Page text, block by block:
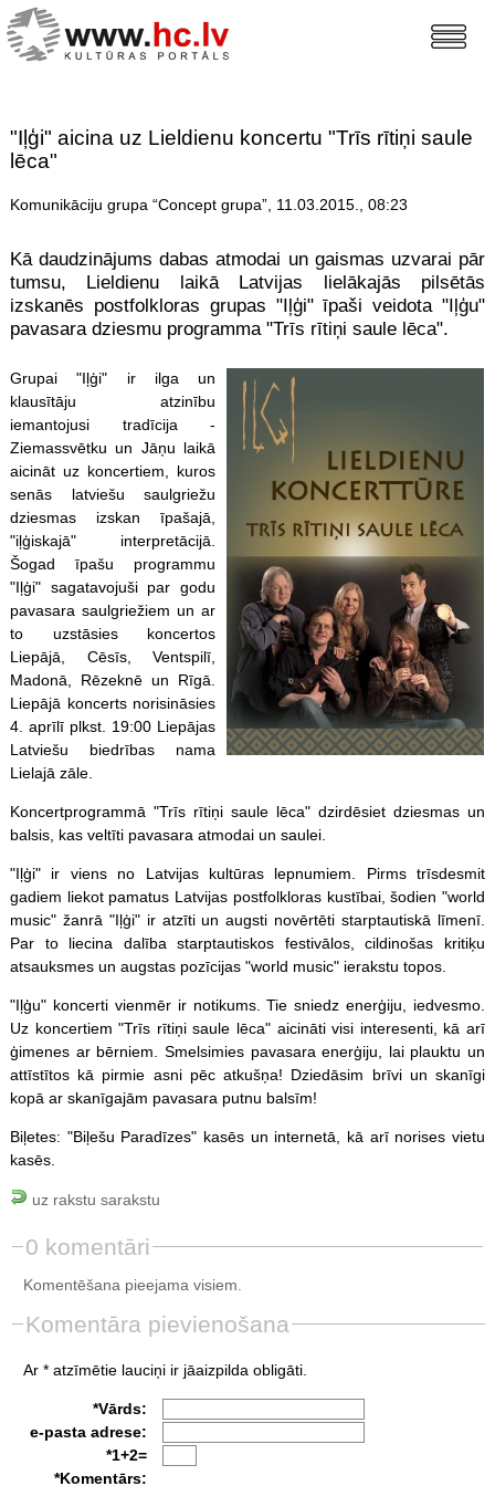
"Iļģi" aicina uz Lieldienu koncertu "Trīs rītiņi saule
lēca"
Komunikāciju grupa “Concept grupa”, 11.03.2015., 08:23
Kā daudzinājums dabas atmodai un gaismas uzvarai pār
tumsu, Lieldienu laikā Latvijas lielākajās pilsētās
izskanēs postfolkloras grupas "Iļģi" īpaši veidota "Iļģu"
pavasara dziesmu programma "Trīs rītiņi saule lēca".
Grupai "Iļģi" ir ilga un
klausītāju atzinību
iemantojusi tradīcija -
Ziemassvētku un Jāņu laikā
aicināt uz koncertiem, kuros
senās latviešu saulgriežu
dziesmas izskan īpašajā,
"iļģiskajā" interpretācijā.
Šogad īpašu programmu
"Iļģi" sagatavojuši par godu
pavasara saulgriežiem un ar
to uzstāsies koncertos
Liepājā, Cēsīs, Ventspilī,
Madonā, Rēzeknē un Rīgā.
Liepājā koncerts norisināsies
4. aprīlī plkst. 19:00 Liepājas
Latviešu biedrības nama
Lielajā zāle.
Koncertprogrammā "Trīs rītiņi saule lēca" dzirdēsiet dziesmas un
balsis, kas veltīti pavasara atmodai un saulei.
"Iļģi" ir viens no Latvijas kultūras lepnumiem. Pirms trīsdesmit
gadiem liekot pamatus Latvijas postfolkloras kustībai, šodien "world
music" žanrā "Iļģi" ir atzīti un augsti novērtēti starptautiskā līmenī.
Par to liecina dalība starptautiskos festivālos, cildinošas kritiķu
atsauksmes un augstas pozīcijas "world music" ierakstu topos.
"Iļģu" koncerti vienmēr ir notikums. Tie sniedz enerģiju, iedvesmo.
Uz koncertiem "Trīs rītiņi saule lēca" aicināti visi interesenti, kā arī
ģimenes ar bērniem. Smelsimies pavasara enerģiju, lai plauktu un
attīstītos kā pirmie asni pēc atkušņa! Dziedāsim brīvi un skanīgi
kopā ar skanīgajām pavasara putnu balsīm!
Biļetes: "Biļešu Paradīzes" kasēs un internetā, kā arī norises vietu
kasēs.
uz rakstu sarakstu
0 komentāri
Komentēšana pieejama visiem.
Komentāra pievienošana
Ar * atzīmētie lauciņi ir jāaizpilda obligāti.
*Vārds:
e-pasta adrese:
*1+2=
*Komentārs: